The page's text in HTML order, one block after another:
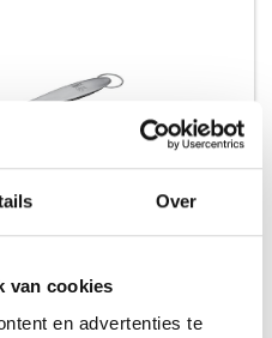
Over
van cookies
en advertenties te